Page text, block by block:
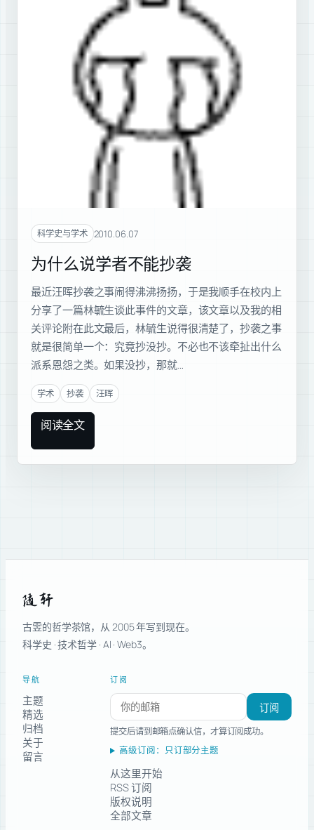
科学史与学术 2010.06.07
为什么说学者不能抄袭
最近汪晖抄袭之事闹得沸沸扬扬，于是我顺手在校内上
分享了一篇林毓生谈此事件的文章，该文章以及我的相
关评论附在此文最后，林毓生说得很清楚了，抄袭之事
就是很简单一个：究竟抄没抄。不必也不该牵扯出什么
派系恩怨之类。如果没抄，那就…
学术 抄袭 汪晖
阅读全文
随轩
古雴的哲学茶馆，从 2005 年写到现在。
科学史 · 技术哲学 · AI · Web3。
导航
主题
精选
归档
关于
留言
订阅
订阅新文章
订阅
提交后请到邮箱点确认信，才算订阅成功。
高级订阅：只订部分主题
从这里开始
RSS 订阅
版权说明
全部文章